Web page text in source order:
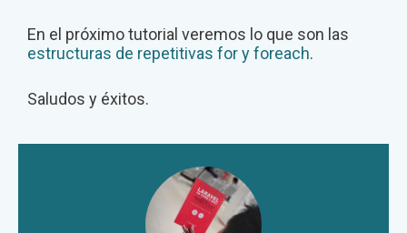
En el próximo tutorial veremos lo que son las
estructuras de repetitivas for y foreach.
Saludos y éxitos.